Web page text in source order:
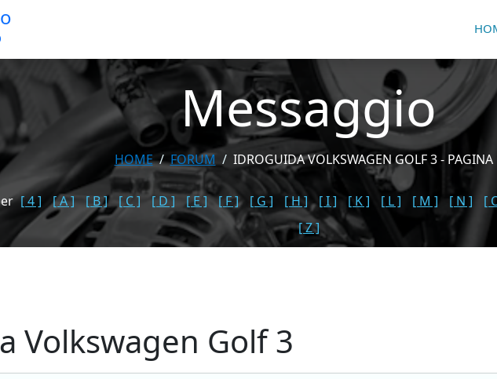
Messaggio
HOME FORUM IDROGUIDA VOLKSWAGEN GOLF 3 - PAGINA
[ 4 ] [ A ] [ B ] [ C ] [ D ] [ E ] [ F ] [ G ] [ H ] [ I ] [ K ] [ L ] [ M ] [ N ] [
[ Z ]
Volkswagen Golf 3